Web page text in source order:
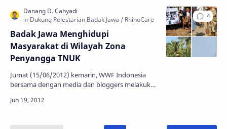
Badak Jawa Menghidupi
Masyarakat di Wilayah Zona
Penyangga TNUK
Jumat (15/06/2012) kemarin, WWF Indonesia
bersama dengan media dan bloggers melakukan
kampung yang berlokasi d…